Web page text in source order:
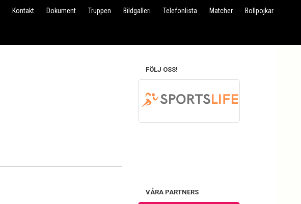
Kontakt Dokument Truppen Bildgalleri Telefonlista Matcher Bollpojkar
FÖLJ OSS!
VÅRA PARTNERS